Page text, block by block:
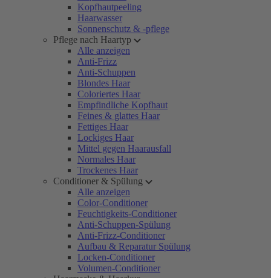
Kopfhautpeeling
Haarwasser
Sonnenschutz & -pflege
Pflege nach Haartyp
Alle anzeigen
Anti-Frizz
Anti-Schuppen
Blondes Haar
Coloriertes Haar
Empfindliche Kopfhaut
Feines & glattes Haar
Fettiges Haar
Lockiges Haar
Mittel gegen Haarausfall
Normales Haar
Trockenes Haar
Conditioner & Spülung
Alle anzeigen
Color-Conditioner
Feuchtigkeits-Conditioner
Anti-Schuppen-Spülung
Anti-Frizz-Conditioner
Aufbau & Reparatur Spülung
Locken-Conditioner
Volumen-Conditioner